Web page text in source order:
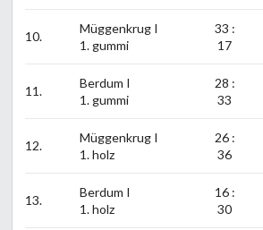
10.
Müggenkrug I
1. gummi
33 :
17
11.
Berdum I
1. gummi
28 :
33
12.
Müggenkrug I
1. holz
26 :
36
13.
Berdum I
1. holz
16 :
30